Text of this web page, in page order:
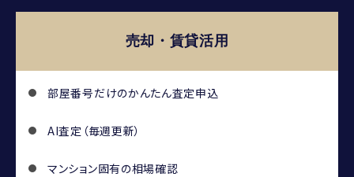
売却・賃貸活用
部屋番号だけのかんたん査定申込
AI査定（毎週更新）
マンション固有の相場確認